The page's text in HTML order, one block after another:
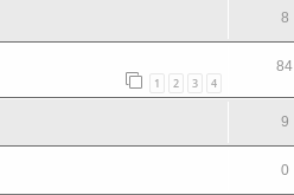
8
1 2 3 4
84
9
0